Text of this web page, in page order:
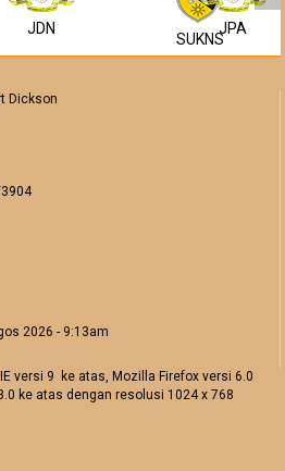
JDN
SUKNS
JPA
Dickson
2026 - 9:13am
versi 9 ke atas, Mozilla Firefox versi 6.0
ke atas dengan resolusi 1024 x 768